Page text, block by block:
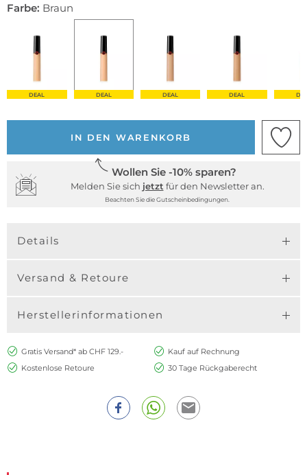
Farbe: Braun
DEAL DEAL DEAL DEAL
IN DEN WARENKORB
Wollen Sie -10% sparen?
Melden Sie sich jetzt für den Newsletter an.
Beachten Sie die Gutscheinbedingungen.
Details
Versand & Retoure
Herstellerinformationen
Gratis Versand* ab CHF 129.-
Kauf auf Rechnung
Kostenlose Retoure
30 Tage Rückgaberecht